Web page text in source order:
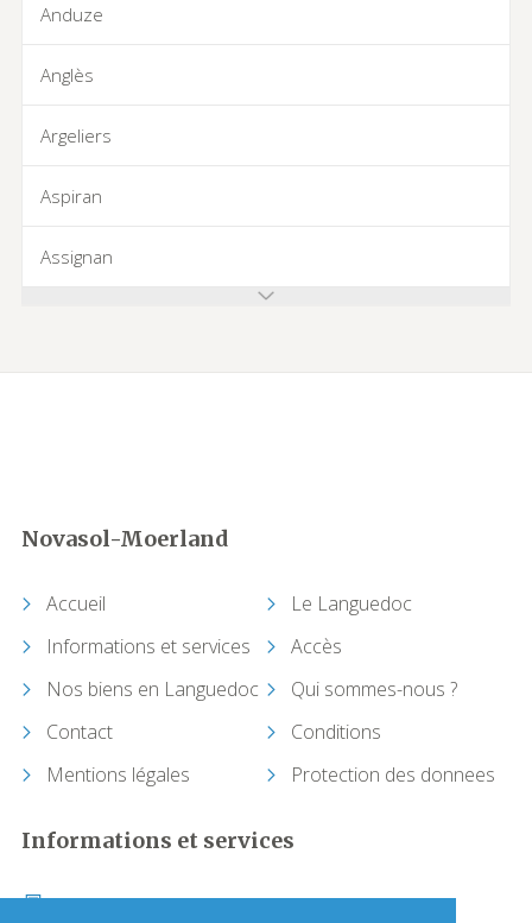
Anduze
Anglès
Argeliers
Aspiran
Assignan
Azille
Bédarieux
Berlou
Novasol-Moerland
Accueil
Le Languedoc
Informations et services
Accès
Nos biens en Languedoc
Qui sommes-nous ?
Contact
Conditions
Mentions légales
Protection des donnees
Informations et services
+33 (0)1 64 17 36 00